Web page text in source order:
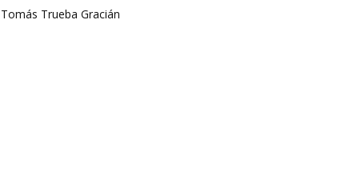
Tomás Trueba Gracián